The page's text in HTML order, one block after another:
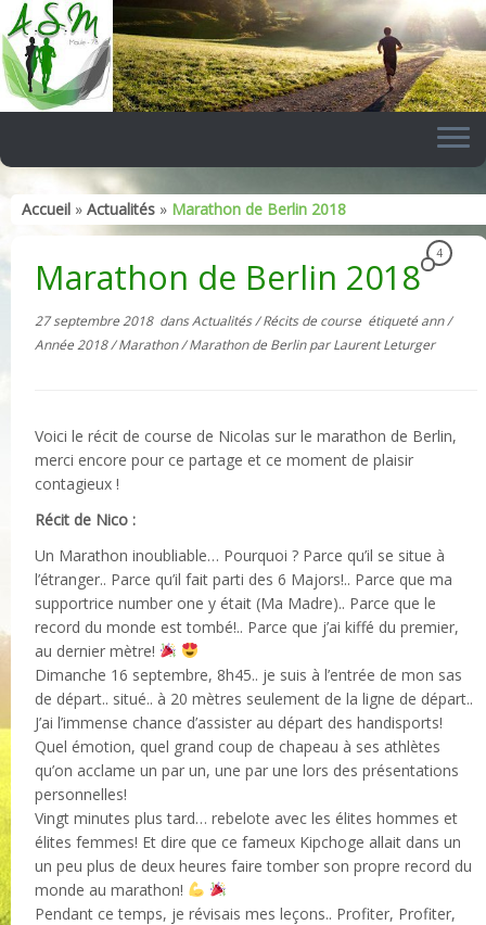
Skip
to
content
Accueil » Actualités » Marathon de Berlin 2018
Marathon de Berlin 2018
4
27 septembre 2018dansActualités/Récits de course étiqueté ann/
Année 2018/Marathon/Marathon de BerlinparLaurent Leturger
Voici le récit de course de Nicolas sur le marathon de Berlin,
merci encore pour ce partage et ce moment de plaisir
contagieux !
Récit de Nico :
Un Marathon inoubliable… Pourquoi ? Parce qu’il se situe à
l’étranger.. Parce qu’il fait parti des 6 Majors!.. Parce que ma
supportrice number one y était (Ma Madre).. Parce que le
record du monde est tombé!.. Parce que j’ai kiffé du premier,
au dernier mètre!
Dimanche 16 septembre, 8h45.. je suis à l’entrée de mon sas
de départ.. situé.. à 20 mètres seulement de la ligne de départ..
J’ai l’immense chance d’assister au départ des handisports!
Quel émotion, quel grand coup de chapeau à ses athlètes
qu’on acclame un par un, une par une lors des présentations
personnelles!
Vingt minutes plus tard… rebelote avec les élites hommes et
élites femmes! Et dire que ce fameux Kipchoge allait dans un
un peu plus de deux heures faire tomber son propre record du
monde au marathon!
Pendant ce temps, je révisais mes leçons.. Profiter, Profiter,